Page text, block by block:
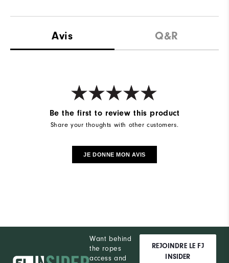
Avis Q&R
Be the first to review this product
Share your thoughts with other customers.
JE DONNE MON AVIS
Want behind
the ropes
access and
REJOINDRE LE FJ
INSIDER